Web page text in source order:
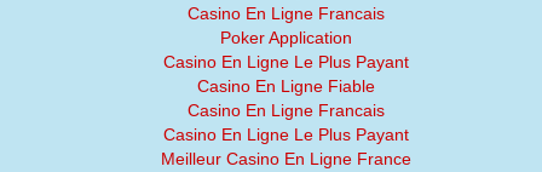
Casino En Ligne Francais
Poker Application
Casino En Ligne Le Plus Payant
Casino En Ligne Fiable
Casino En Ligne Francais
Casino En Ligne Le Plus Payant
Meilleur Casino En Ligne France